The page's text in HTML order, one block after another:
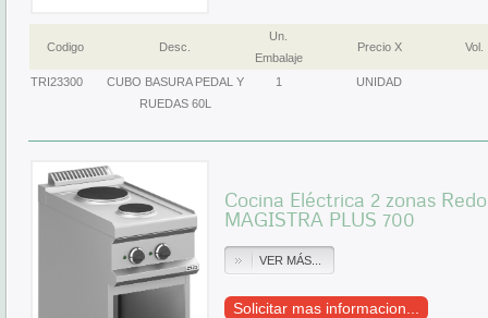
Codigo Desc.
Un.
Embalaje
Precio X Vol.
TRI23300
CUBO BASURA PEDAL Y
RUEDAS 60L
1 UNIDAD
Cocina Eléctrica 2 zonas
MAGISTRA PLUS 700
VER MÁS...
Solicitar mas informacion...